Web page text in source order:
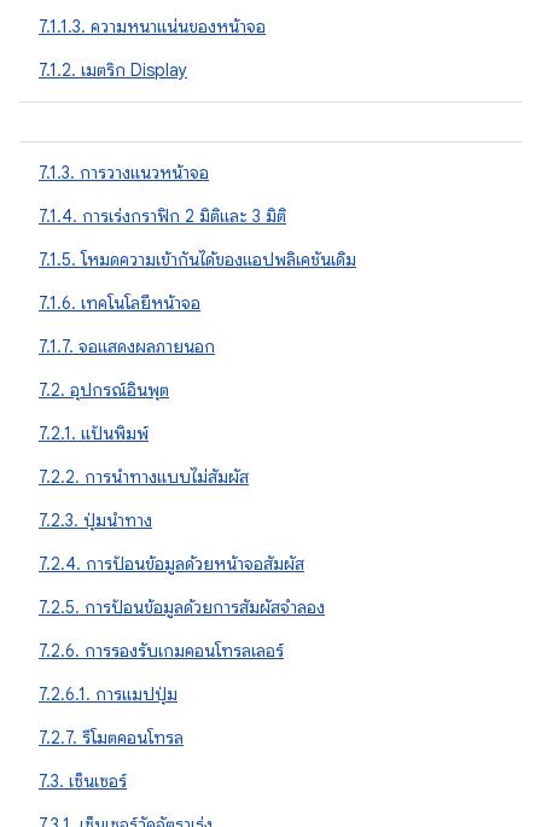
7.1.1.3. ความหนาแน่นของหน้าจอ
7.1.2. เมตริก Display
7.1.3. การวางแนวหน้าจอ
7.1.4. การเร่งกราฟิก 2 มิติและ 3 มิติ
7.1.5. โหมดความเข้ากันได้ของแอปพลิเคชันเดิม
7.1.6. เทคโนโลยีหน้าจอ
7.1.7. จอแสดงผลภายนอก
7.2. อุปกรณ์อินพุต
7.2.1. แป้นพิมพ์
7.2.2. การนำทางแบบไม่สัมผัส
7.2.3. ปุ่มนำทาง
7.2.4. การป้อนข้อมูลด้วยหน้าจอสัมผัส
7.2.5. การป้อนข้อมูลด้วยการสัมผัสจำลอง
7.2.6. การรองรับเกมคอนโทรลเลอร์
7.2.6.1. การแมปปุ่ม
7.2.7. รีโมตคอนโทรล
7.3. เซ็นเซอร์